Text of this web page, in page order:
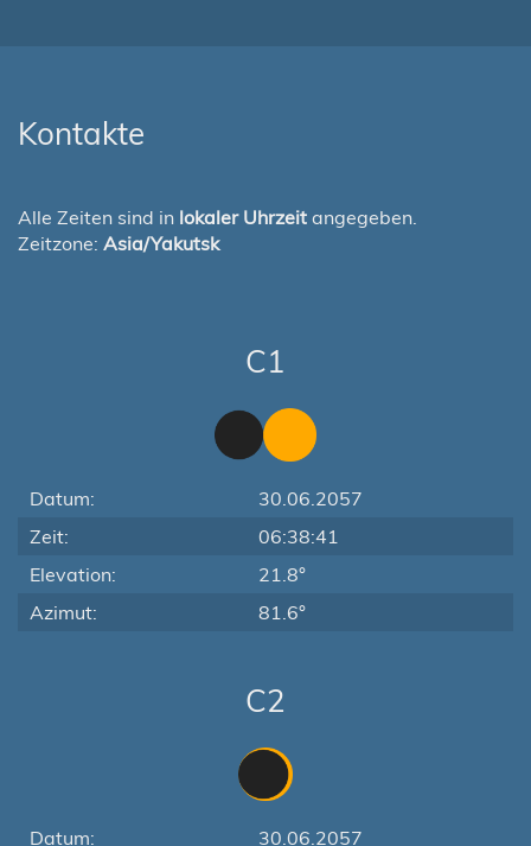
Kontakte
Alle Zeiten sind in lokaler Uhrzeit angegeben.
Zeitzone: Asia/Yakutsk
C1
Datum:
30.06.2057
Zeit:
06:38:41
Elevation:
21.8°
Azimut:
81.6°
C2
Datum: 30.06.2057